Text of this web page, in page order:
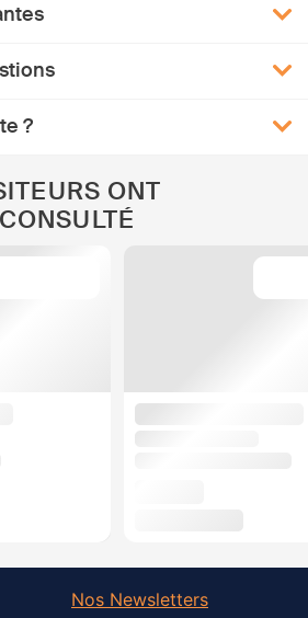
?
ONT
Nos Newsletters